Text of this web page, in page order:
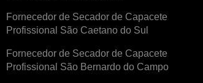
Fornecedor de Secador de Capacete
Profissional São Caetano do Sul
Fornecedor de Secador de Capacete
Profissional São Bernardo do Campo